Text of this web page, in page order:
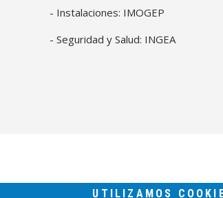
- Instalaciones: IMOGEP
- Seguridad y Salud: INGEA
UTILIZAMOS